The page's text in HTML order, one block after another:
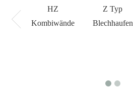
HZ
Kombiwände
Z Typ
Blechhaufen